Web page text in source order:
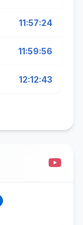
11:57:24
11:59:56
12:12:43